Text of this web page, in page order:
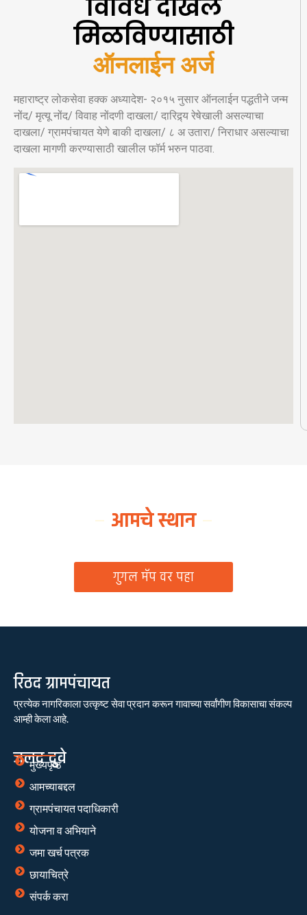
विविध दाखले
मिळविण्यासाठी
ऑनलाईन अर्ज
महाराष्ट्र लोकसेवा हक्क अध्यादेश- २०१५ नुसार ऑनलाईन पद्धतीने जन्म
नोंद/ मृत्यू नोंद/ विवाह नोंदणी दाखला/ दारिद्र्य रेषेखाली असल्याचा
दाखला/ ग्रामपंचायत येणे बाकी दाखला/ ८ अ उतारा/ निराधार असल्याचा
दाखला मागणी करण्यासाठी खालील फॉर्म भरुन पाठवा.
आमचे स्थान
गुगल मॅप वर पहा
रिठद ग्रामपंचायत
प्रत्येक नागरिकाला उत्कृष्ट सेवा प्रदान करून गावाच्या सर्वांगीण विकासाचा संकल्प
आम्ही केला आहे.
जलद दुवे
मुख्यपृष्ठ
आमच्याबद्दल
ग्रामपंचायत पदाधिकारी
योजना व अभियाने
जमा खर्च पत्रक
छायाचित्रे
संपर्क करा